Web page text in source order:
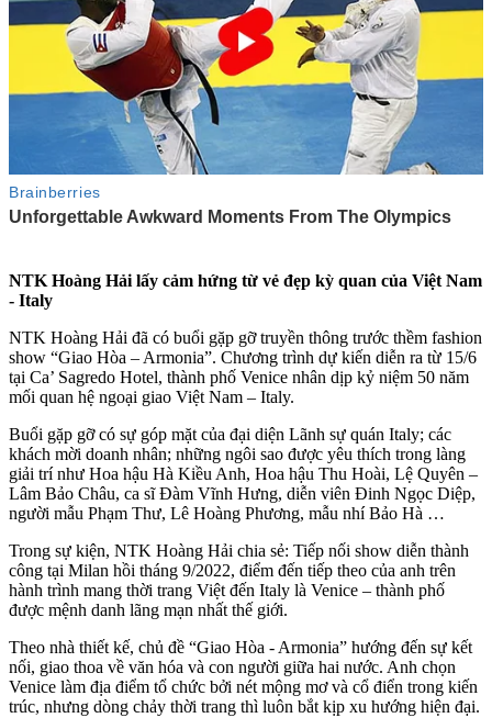
NTK Hoàng Hải lấy cảm hứng từ vẻ đẹp kỳ quan của Việt Nam
- Italy
NTK Hoàng Hải đã có buổi gặp gỡ truyền thông trước thềm fashion
show “Giao Hòa – Armonia”. Chương trình dự kiến diễn ra từ 15/6
tại Ca’ Sagredo Hotel, thành phố Venice nhân dịp kỷ niệm 50 năm
mối quan hệ ngoại giao Việt Nam – Italy.
Buổi gặp gỡ có sự góp mặt của đại diện Lãnh sự quán Italy; các
khách mời doanh nhân; những ngôi sao được yêu thích trong làng
giải trí như Hoa hậu Hà Kiều Anh, Hoa hậu Thu Hoài, Lệ Quyên –
Lâm Bảo Châu, ca sĩ Đàm Vĩnh Hưng, diễn viên Đinh Ngọc Diệp,
người mẫu Phạm Thư, Lê Hoàng Phương, mẫu nhí Bảo Hà …
Trong sự kiện, NTK Hoàng Hải chia sẻ: Tiếp nối show diễn thành
công tại Milan hồi tháng 9/2022, điểm đến tiếp theo của anh trên
hành trình mang thời trang Việt đến Italy là Venice – thành phố
được mệnh danh lãng mạn nhất thế giới.
Theo nhà thiết kế, chủ đề “Giao Hòa - Armonia” hướng đến sự kết
nối, giao thoa về văn hóa và con người giữa hai nước. Anh chọn
Venice làm địa điểm tổ chức bởi nét mộng mơ và cổ điển trong kiến
trúc, nhưng dòng chảy thời trang thì luôn bắt kịp xu hướng hiện đại.